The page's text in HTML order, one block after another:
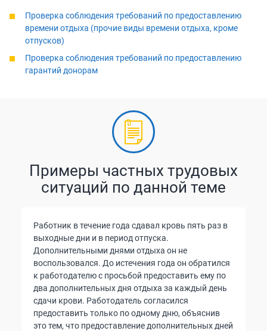
Проверка соблюдения требований по предоставлению
времени отдыха (прочие виды времени отдыха, кроме
отпусков)
Проверка соблюдения требований по предоставлению
гарантий донорам
Примеры частных трудовых
ситуаций по данной теме
Работник в течение года сдавал кровь пять раз в
выходные дни и в период отпуска.
Дополнительными днями отдыха он не
воспользовался. До истечения года он обратился
к работодателю с просьбой предоставить ему по
два дополнительных дня отдыха за каждый день
сдачи крови. Работодатель согласился
предоставить только по одному дню, объяснив
это тем, что предоставление дополнительных дней